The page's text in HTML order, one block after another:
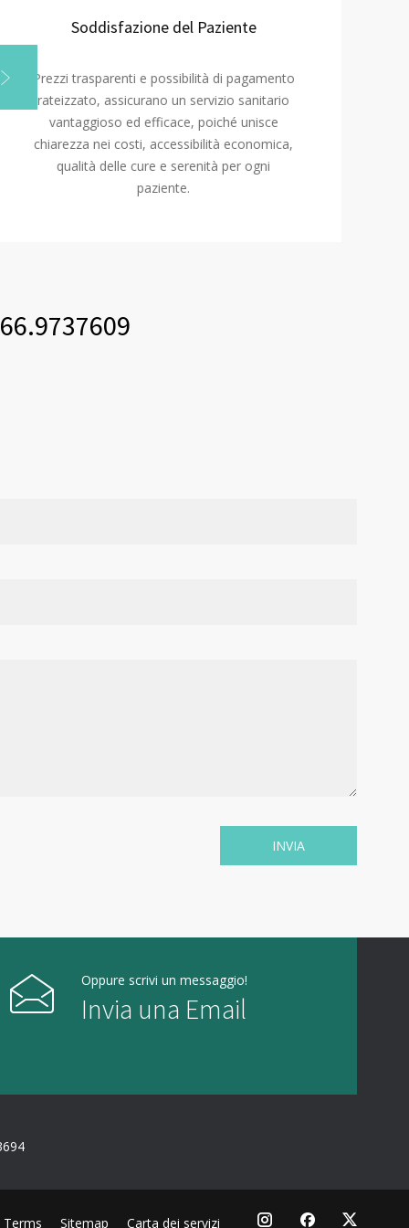
Soddisfazione del Paziente
Prezzi trasparenti e possibilità di pagamento
rateizzato, assicurano un servizio sanitario
vantaggioso ed efficace, poiché unisce
chiarezza nei costi, accessibilità economica,
qualità delle cure e serenità per ogni
paziente.
Oppure scrivi un messaggio!
Invia una Email
Terms Sitemap Carta dei servizi